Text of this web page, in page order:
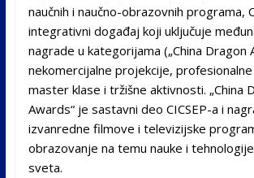
naučnih i naučno-obrazovnih programa,
integrativni događaj koji uključuje
nagrade u kategorijama („China Dragon
nekomercijalne projekcije,
master klase i tržišne aktivnosti. „China
Awards“ je sastavni deo CICSEP-a i
izvanredne filmove i televizijske
obrazovanje na temu nauke i
sveta.